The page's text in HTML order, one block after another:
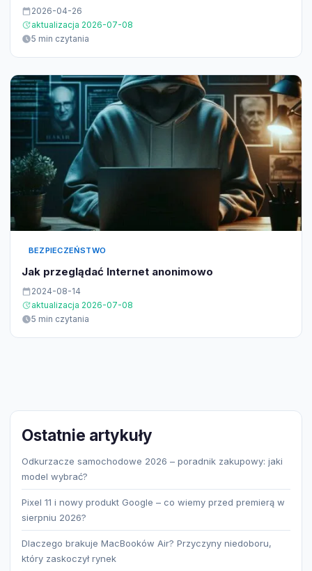
2026-04-26
aktualizacja 2026-07-08
5 min czytania
BEZPIECZEŃSTWO
Jak przeglądać Internet anonimowo
2024-08-14
aktualizacja 2026-07-08
5 min czytania
Ostatnie artykuły
Odkurzacze samochodowe 2026 – poradnik zakupowy: jaki
model wybrać?
Pixel 11 i nowy produkt Google – co wiemy przed premierą w
sierpniu 2026?
Dlaczego brakuje MacBooków Air? Przyczyny niedoboru,
który zaskoczył rynek